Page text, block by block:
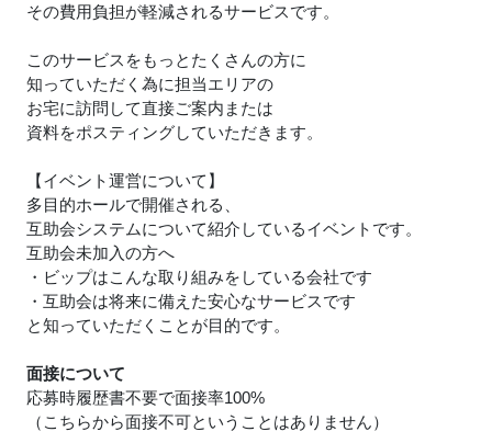
その費用負担が軽減されるサービスです。
このサービスをもっとたくさんの方に
知っていただく為に担当エリアの
お宅に訪問して直接ご案内または
資料をポスティングしていただきます。
【イベント運営について】
多目的ホールで開催される、
互助会システムについて紹介しているイベントです。
互助会未加入の方へ
・ビップはこんな取り組みをしている会社です
・互助会は将来に備えた安心なサービスです
と知っていただくことが目的です。
面接について
応募時履歴書不要で面接率100%
（こちらから面接不可ということはありません）